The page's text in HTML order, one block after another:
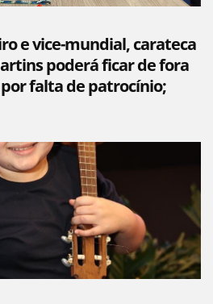
e vice-mundial, carateca
poderá ficar de fora
falta de patrocínio;